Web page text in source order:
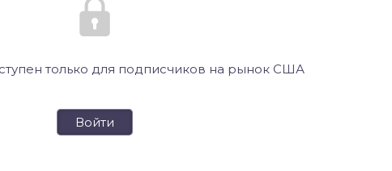
только для подписчиков на рынок США
Войти